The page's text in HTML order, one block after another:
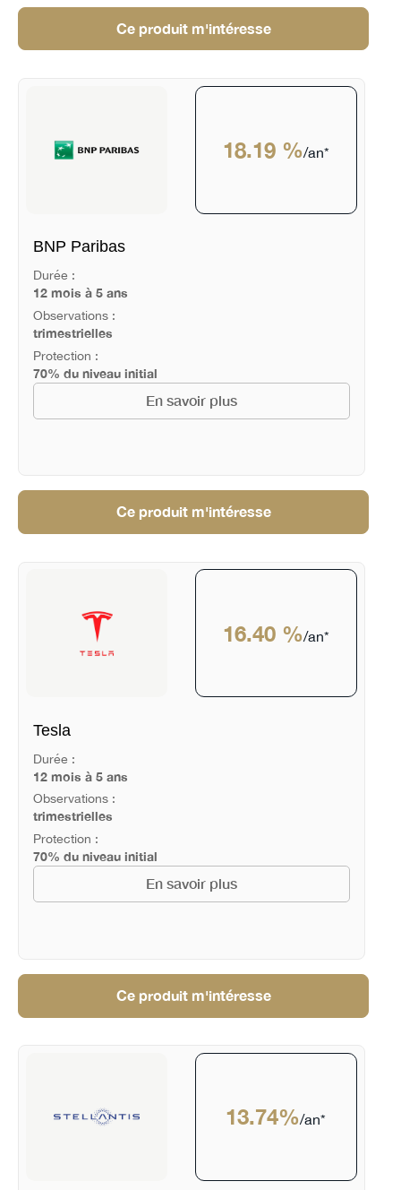
Ce produit m'intéresse
18.19 %/an*
BNP Paribas
Durée :
12 mois à 5 ans
Observations :
trimestrielles
Protection :
70% du niveau initial
En savoir plus
Ce produit m'intéresse
16.40 %/an*
Tesla
Durée :
12 mois à 5 ans
Observations :
trimestrielles
Protection :
70% du niveau initial
En savoir plus
Ce produit m'intéresse
13.74%/an*